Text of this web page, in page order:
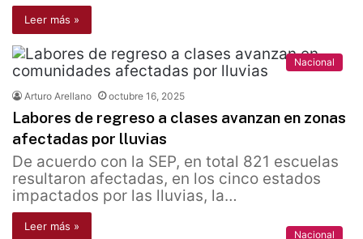
Leer más »
Nacional
Arturo Arellano octubre 16, 2025
Labores de regreso a clases avanzan en zonas
afectadas por lluvias
De acuerdo con la SEP, en total 821 escuelas
resultaron afectadas, en los cinco estados
impactados por las lluvias, la…
Leer más »
Nacional